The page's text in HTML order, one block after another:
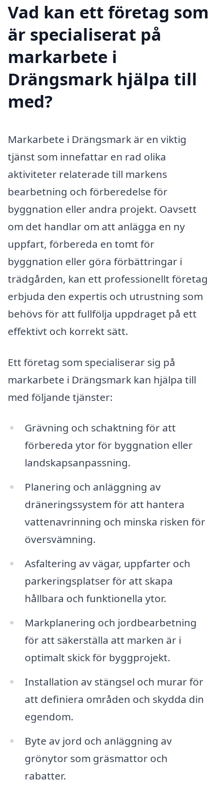
Vad kan ett företag som
är specialiserat på
markarbete i
Drängsmark hjälpa till
med?
Markarbete i Drängsmark är en viktig
tjänst som innefattar en rad olika
aktiviteter relaterade till markens
bearbetning och förberedelse för
byggnation eller andra projekt. Oavsett
om det handlar om att anlägga en ny
uppfart, förbereda en tomt för
byggnation eller göra förbättringar i
trädgården, kan ett professionellt företag
erbjuda den expertis och utrustning som
behövs för att fullfölja uppdraget på ett
effektivt och korrekt sätt.
Ett företag som specialiserar sig på
markarbete i Drängsmark kan hjälpa till
med följande tjänster:
Grävning och schaktning för att
förbereda ytor för byggnation eller
landskapsanpassning.
Planering och anläggning av
dräneringssystem för att hantera
vattenavrinning och minska risken för
översvämning.
Asfaltering av vägar, uppfarter och
parkeringsplatser för att skapa
hållbara och funktionella ytor.
Markplanering och jordbearbetning
för att säkerställa att marken är i
optimalt skick för byggprojekt.
Installation av stängsel och murar för
att definiera områden och skydda din
egendom.
Byte av jord och anläggning av
grönytor som gräsmattor och
rabatter.